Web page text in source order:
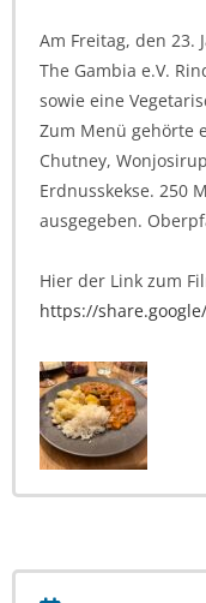
Am Freitag, den 23.
The Gambia e.V.
sowie eine
Zum Menü gehörte
Chutney,
Erdnusskekse. 250
ausgegeben.
Hier der Link zum
https://share.google/